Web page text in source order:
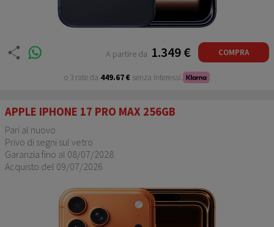
A partire da 1.349 € COMPRA
o 3 rate da 449.67 €senza interessi.
APPLE IPHONE 17 PRO MAX 256GB
Pari al nuovo
Privo di segni sul vetro
Garanzia fino al 08/07/2028
Acquisto del 09/07/2026